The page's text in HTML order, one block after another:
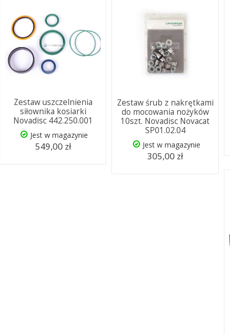
Zestaw uszczelnienia
siłownika kosiarki
Novadisc 442.250.001
Jest w magazynie
549,00 zł
Zestaw śrub z nakrętkami
do mocowania nożyków
10szt. Novadisc Novacat
SP01.02.04
Jest w magazynie
305,00 zł